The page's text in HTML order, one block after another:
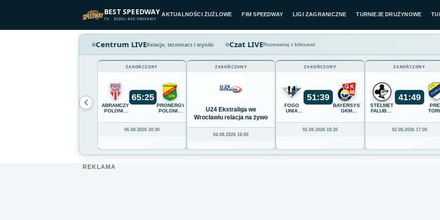
BEST SPEEDWAY
TV · ŻUŻEL BEZ PRZERWY
AKTUALNOŚCI ŻUŻLOWE FIM SPEEDWAY LIGI ZAGRANICZNE TURNIEJE DRUŻYNOWE
Centrum LIVERelacje, terminarz i wyniki Czat LIVERozmawiaj z kibicami
ZAKOŃCZONY
ABRAMCZYK
POLONIA
65:25
PRONERGY
POLONIA
06.08.2026 20:30
ZAKOŃCZONY
U24 Ekstraliga we
Wrocławiu relacja na żywo
04.08.2026 16:00
ZAKOŃCZONY
FOGO
UNIA
51:39
BAYERSYSTEM
GKM
02.08.2026 19:30
ZAKOŃCZONY
STELMET
FALUBAZ
GÓRA
41:49
02.08.2026 17:00
REKLAMA